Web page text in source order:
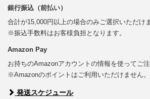
銀行振込（前払い）
合計が15,000円以上の場合のみご選択いただけま
※振込手数料はお客様負担となります。
Amazon Pay
お持ちのAmazonアカウントの情報を使ってご注
※Amazonのポイントはご利用いただけません。
発送スケジュール